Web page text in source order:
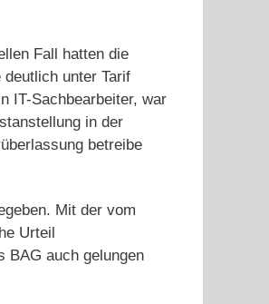
Fall hatten die
unter Tarif
IT-Sachbearbeiter, war
in der
betreibe
Mit der vom
Urteil
BAG auch gelungen